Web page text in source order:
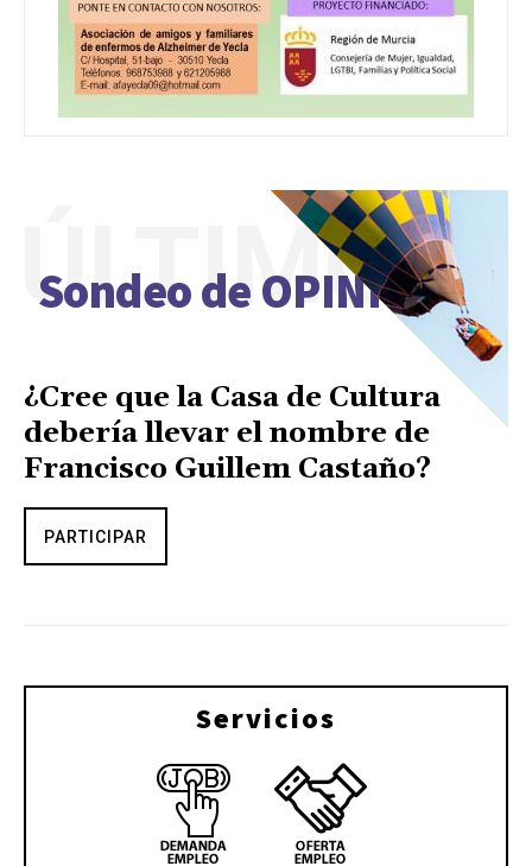
Sondeo de OPINIÓN
ÚLTIMO
¿Cree que la Casa de Cultura
debería llevar el nombre de
Francisco Guillem Castaño?
PARTICIPAR
Servicios